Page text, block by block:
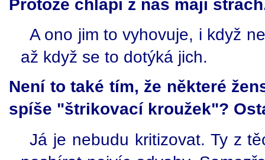
Protože chlapi z nás mají
A ono jim to vyhovuje, i když
až když se to dotýká jich.
Není to také tím, že některé
spíše "štrikovací kroužek"?
Já je nebudu kritizovat. Ty z